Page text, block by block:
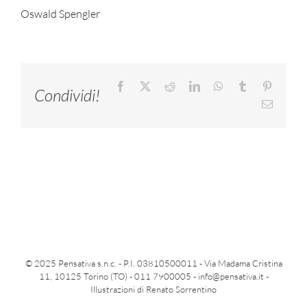
Oswald Spengler
Condividi! Facebook RedditLinkedInWhatsApp
Tumblr
Email
© 2025 Pensativa s.n.c. - P.I. 03810500011 - Via Madama Cristina
11, 10125 Torino (TO) - 011 7900005 - info@pensativa.it -
Illustrazioni di Renato Sorrentino